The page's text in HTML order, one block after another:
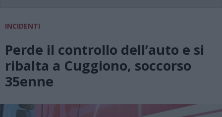
INCIDENTI
Perde il controllo dell’auto e si
ribalta a Cuggiono, soccorso
35enne